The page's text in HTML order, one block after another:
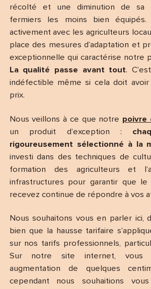
récolté et une diminution de sa
fermiers les moins bien équipés.
activement avec les agriculteurs
place des mesures d’adaptation et
exceptionnelle qui caractérise notre
La qualité passe avant tout.
indéfectible même si cela doit
prix.
Nous veillons à ce que notre poivre
un produit d’exception :
rigoureusement sélectionné à la
investi dans des techniques de
formation des agriculteurs et
infrastructures pour garantir que
recevez continue de répondre à vos
Nous souhaitons vous en parler ici,
bien que la hausse tarifaire
sur nos tarifs professionnels,
Sur notre site internet, vous
augmentation de quelques
cependant nous souhaitions